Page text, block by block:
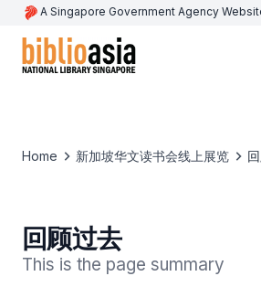
A Singapore Government Agency
Home 新加坡华文读书会线上展览
回顾过去
This is the page summary